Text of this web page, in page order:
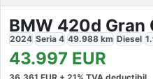
BMW 420d Gran
2024 Seria 4 49.988 km Diesel
43.997 EUR